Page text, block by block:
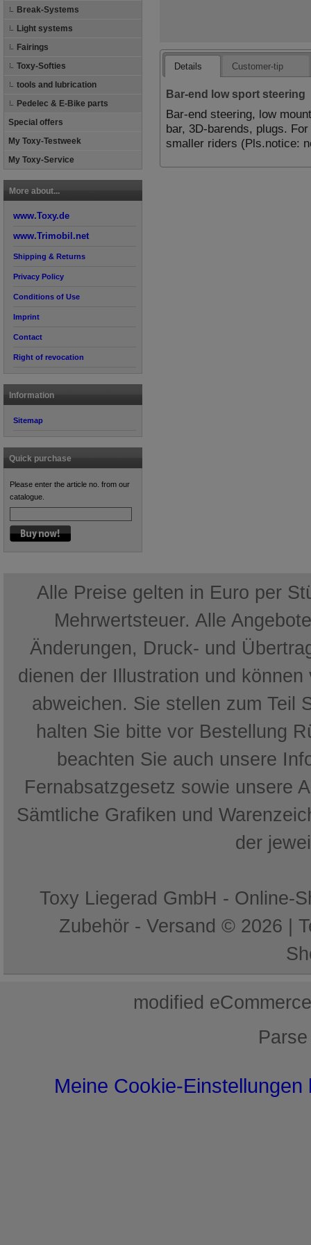
Break-Systems
Light systems
Fairings
Toxy-Softies
tools and lubrication
Pedelec & E-Bike parts
Special offers
My Toxy-Testweek
My Toxy-Service
More about...
www.Toxy.de
www.Trimobil.net
Shipping & Returns
Privacy Policy
Conditions of Use
Imprint
Contact
Right of revocation
Information
Sitemap
Quick purchase
Please enter the article no. from our
catalogue.
Details Customer-tip
Bar-end low sport steering
Bar-end steering, low
bar, 3D-barends, plugs.
smaller riders (Pls.notice:
Alle Preise gelten in Euro per
Mehrwertsteuer. Alle
Änderungen, Druck- und
dienen der Illustration und
abweichen. Sie stellen zum Teil
halten Sie bitte vor Bestellung
beachten Sie auch unsere
Fernabsatzgesetz sowie unsere
Sämtliche Grafiken und
der
Toxy Liegerad GmbH - Online-
Zubehör - Versand © 2026 |
mod ified
Meine Cookie-